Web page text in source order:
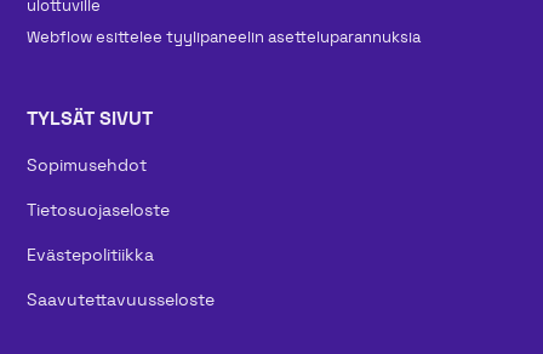
ulottuville
Webflow esittelee tyylipaneelin asetteluparannuksia
TYLSÄT SIVUT
Sopimusehdot
Tietosuojaseloste
Evästepolitiikka
Saavutettavuusseloste